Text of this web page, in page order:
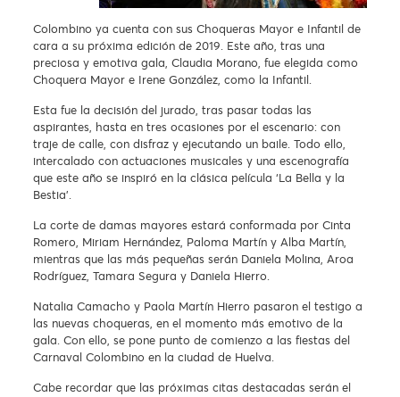
Colombino ya cuenta con sus Choqueras Mayor e Infantil de
cara a su próxima edición de 2019. Este año, tras una
preciosa y emotiva gala, Claudia Morano, fue elegida como
Choquera Mayor e Irene González, como la Infantil.
Esta fue la decisión del jurado, tras pasar todas las
aspirantes, hasta en tres ocasiones por el escenario: con
traje de calle, con disfraz y ejecutando un baile. Todo ello,
intercalado con actuaciones musicales y una escenografía
que este año se inspiró en la clásica película ‘La Bella y la
Bestia’.
La corte de damas mayores estará conformada por Cinta
Romero, Miriam Hernández, Paloma Martín y Alba Martín,
mientras que las más pequeñas serán Daniela Molina, Aroa
Rodríguez, Tamara Segura y Daniela Hierro.
Natalia Camacho y Paola Martín Hierro pasaron el testigo a
las nuevas choqueras, en el momento más emotivo de la
gala. Con ello, se pone punto de comienzo a las fiestas del
Carnaval Colombino en la ciudad de Huelva.
Cabe recordar que las próximas citas destacadas serán el